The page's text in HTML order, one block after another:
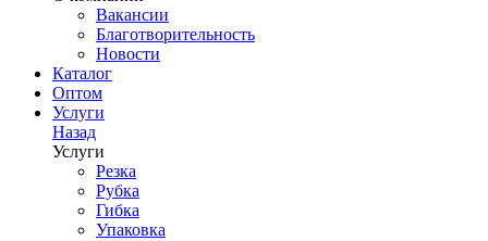
Вакансии
Благотворительность
Новости
Каталог
Оптом
Услуги
Назад
Услуги
Резка
Рубка
Гибка
Упаковка